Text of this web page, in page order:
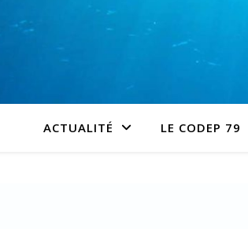
ACTUALITÉ LE CODEP 79